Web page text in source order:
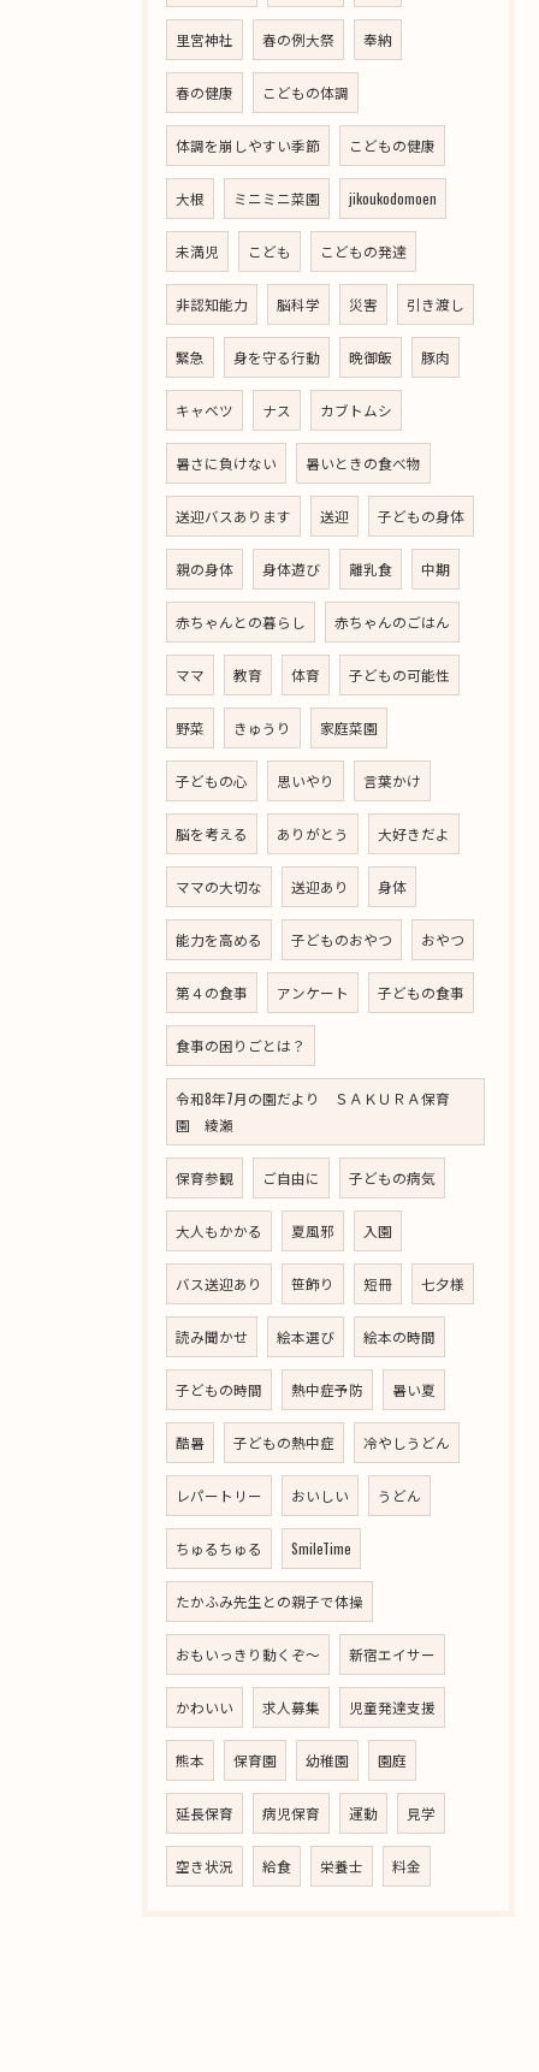
里宮神社 春の例大祭 奉納
春の健康 こどもの体調
体調を崩しやすい季節 こどもの健康
大根 ミニミニ菜園 jikoukodomoen
未満児 こども こどもの発達
非認知能力 脳科学 災害 引き渡し
緊急 身を守る行動 晩御飯 豚肉
キャベツ ナス カブトムシ
暑さに負けない 暑いときの食べ物
送迎バスあります 送迎 子どもの身体
親の身体 身体遊び 離乳食 中期
赤ちゃんとの暮らし 赤ちゃんのごはん
ママ 教育 体育 子どもの可能性
野菜 きゅうり 家庭菜園
子どもの心 思いやり 言葉かけ
脳を考える ありがとう 大好きだよ
ママの大切な 送迎あり 身体
能力を高める 子どものおやつ おやつ
第４の食事 アンケート 子どもの食事
食事の困りごとは？
令和8年7月の園だより ＳＡＫＵＲＡ保育
園 綾瀬
保育参観 ご自由に 子どもの病気
大人もかかる 夏風邪 入園
バス送迎あり 笹飾り 短冊 七夕様
読み聞かせ 絵本選び 絵本の時間
子どもの時間 熱中症予防 暑い夏
酷暑 子どもの熱中症 冷やしうどん
レパートリー おいしい うどん
ちゅるちゅる SmileTime
たかふみ先生との親子で体操
おもいっきり動くぞ～ 新宿エイサー
かわいい 求人募集 児童発達支援
熊本 保育園 幼稚園 園庭
延長保育 病児保育 運動 見学
空き状況 給食 栄養士 料金